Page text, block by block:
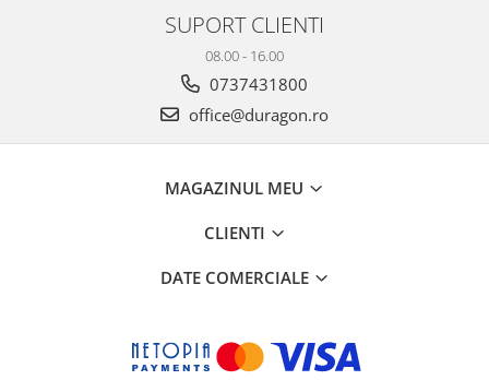
SUPORT CLIENTI
08.00 - 16.00
0737431800
office@duragon.ro
MAGAZINUL MEU
CLIENTI
DATE COMERCIALE